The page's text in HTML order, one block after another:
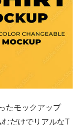
たモックアップ
だけでリアルなT